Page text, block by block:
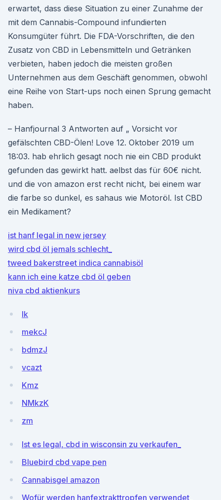
erwartet, dass diese Situation zu einer Zunahme der
mit dem Cannabis-Compound infundierten
Konsumgüter führt. Die FDA-Vorschriften, die den
Zusatz von CBD in Lebensmitteln und Getränken
verbieten, haben jedoch die meisten großen
Unternehmen aus dem Geschäft genommen, obwohl
eine Reihe von Start-ups noch einen Sprung gemacht
haben.
– Hanfjournal 3 Antworten auf „ Vorsicht vor
gefälschten CBD-Ölen! Love 12. Oktober 2019 um
18:03. hab ehrlich gesagt noch nie ein CBD produkt
gefunden das gewirkt hatt. aelbst das für 60€ nicht.
und die von amazon erst recht nicht, bei einem war
die farbe so dunkel, es sahaus wie Motoröl. Ist CBD
ein Medikament?
ist hanf legal in new jersey
wird cbd öl jemals schlecht_
tweed bakerstreet indica cannabisöl
kann ich eine katze cbd öl geben
niva cbd aktienkurs
lk
mekcJ
bdmzJ
vcazt
Kmz
NMkzK
zm
Ist es legal, cbd in wisconsin zu verkaufen_
Bluebird cbd vape pen
Cannabisgel amazon
Wofür werden hanfextrakttropfen verwendet_